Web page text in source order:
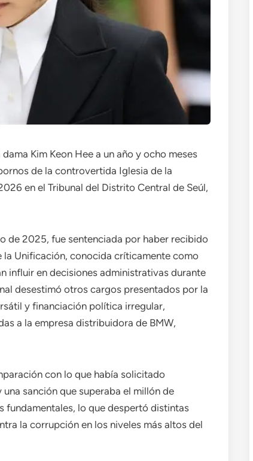
Kim Keon Hee a un año y ocho meses
de la controvertida Iglesia de la
en el Tribunal del Distrito Central de Seúl,
de 2025, fue sentenciada por haber recibido
Unificación, conocida críticamente como
influir en decisiones administrativas durante
desestimó otros cargos presentados por la
y financiación política irregular,
a la empresa distribuidora de BMW,
con lo que había solicitado
sanción que superaba el millón de
fundamentales, lo que despertó distintas
la corrupción en los niveles más altos del